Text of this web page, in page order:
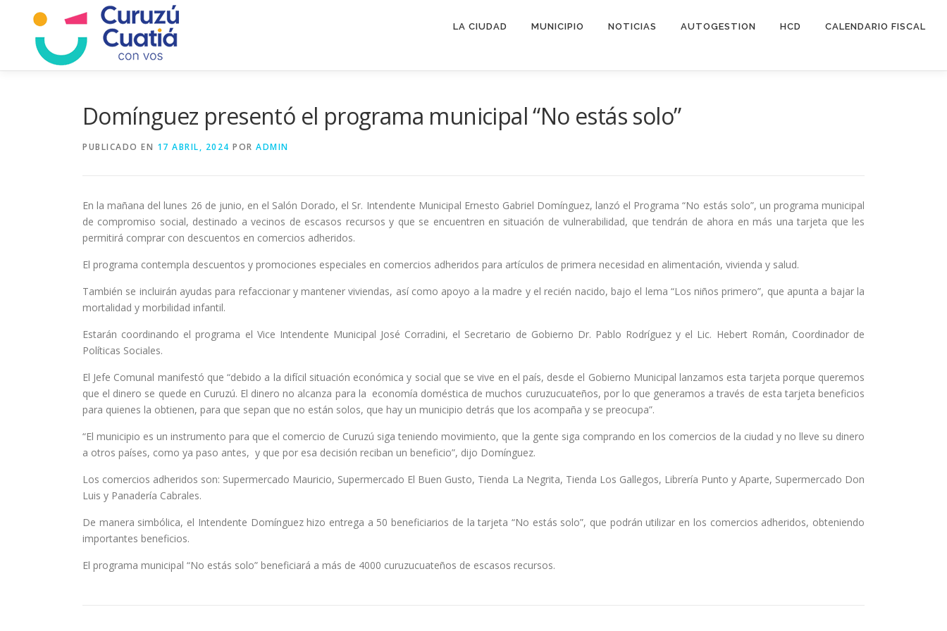
contenido
LA CIUDAD MUNICIPIO NOTICIAS AUTOGESTION HCD CALENDARIO FISCAL
Domínguez presentó el programa municipal “No estás solo”
PUBLICADO EN 17 ABRIL, 2024 POR ADMIN
En la mañana del lunes 26 de junio, en el Salón Dorado, el Sr. Intendente Municipal Ernesto Gabriel Domínguez, lanzó el Programa “No estás solo”, un programa municipal
de compromiso social, destinado a vecinos de escasos recursos y que se encuentren en situación de vulnerabilidad, que tendrán de ahora en más una tarjeta que les
permitirá comprar con descuentos en comercios adheridos.
El programa contempla descuentos y promociones especiales en comercios adheridos para artículos de primera necesidad en alimentación, vivienda y salud.
También se incluirán ayudas para refaccionar y mantener viviendas, así como apoyo a la madre y el recién nacido, bajo el lema “Los niños primero”, que apunta a bajar la
mortalidad y morbilidad infantil.
Estarán coordinando el programa el Vice Intendente Municipal José Corradini, el Secretario de Gobierno Dr. Pablo Rodríguez y el Lic. Hebert Román, Coordinador de
Políticas Sociales.
El Jefe Comunal manifestó que “debido a la difícil situación económica y social que se vive en el país, desde el Gobierno Municipal lanzamos esta tarjeta porque queremos
que el dinero se quede en Curuzú. El dinero no alcanza para la economía doméstica de muchos curuzucuateños, por lo que generamos a través de esta tarjeta beneficios
para quienes la obtienen, para que sepan que no están solos, que hay un municipio detrás que los acompaña y se preocupa”.
“El municipio es un instrumento para que el comercio de Curuzú siga teniendo movimiento, que la gente siga comprando en los comercios de la ciudad y no lleve su dinero
a otros países, como ya paso antes, y que por esa decisión reciban un beneficio”, dijo Domínguez.
Los comercios adheridos son: Supermercado Mauricio, Supermercado El Buen Gusto, Tienda La Negrita, Tienda Los Gallegos, Librería Punto y Aparte, Supermercado Don
Luis y Panadería Cabrales.
De manera simbólica, el Intendente Domínguez hizo entrega a 50 beneficiarios de la tarjeta “No estás solo”, que podrán utilizar en los comercios adheridos, obteniendo
importantes beneficios.
El programa municipal “No estás solo” beneficiará a más de 4000 curuzucuateños de escasos recursos.